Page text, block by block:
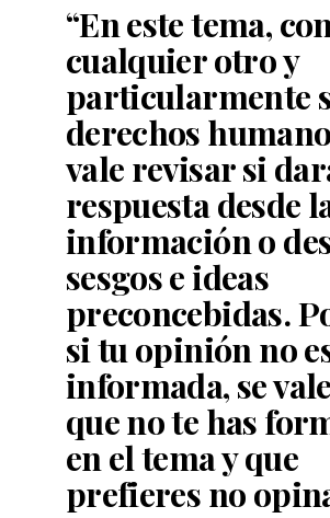
“En este tema,
cualquier otro y
particularmente
derechos
vale revisar si
respuesta desde
información o
sesgos e ideas
preconcebidas.
si tu opinión no
informada, se
que no te has
en el tema y que
prefieres no